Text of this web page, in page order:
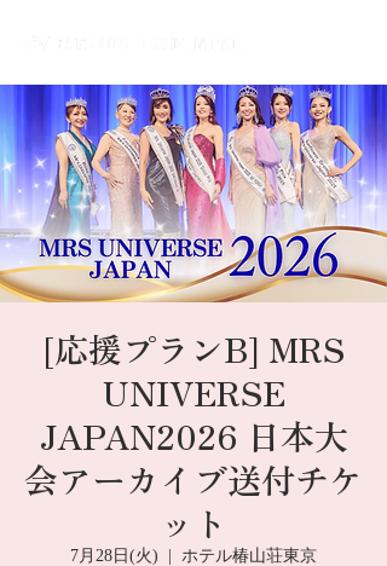
[応援プランB] MRS
UNIVERSE
JAPAN2026 日本大
会アーカイブ送付チケ
ット
7月28日(火) ホテル椿山荘東京